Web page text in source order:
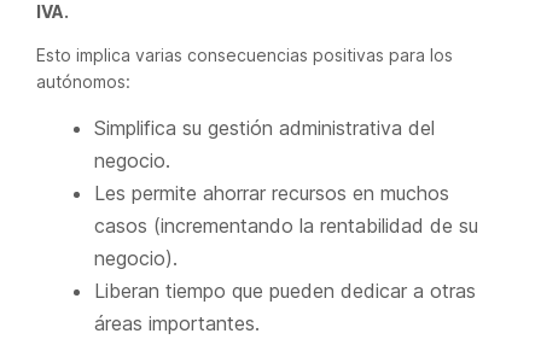
IVA.
Esto implica varias consecuencias positivas para los
autónomos:
Simplifica su gestión administrativa del
negocio.
Les permite ahorrar recursos en muchos
casos (incrementando la rentabilidad de su
negocio).
Liberan tiempo que pueden dedicar a otras
áreas importantes.